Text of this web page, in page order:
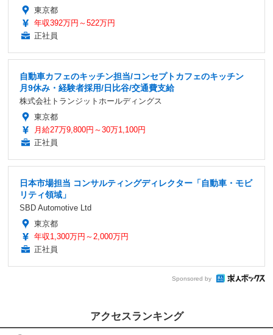
東京都
年収392万円～522万円
正社員
自動車カフェのキッチン担当/コンセプトカフェのキッチン
月9休み・経験者採用/日比谷/交通費支給
株式会社トランジットホールディングス
東京都
月給27万9,800円～30万1,100円
正社員
日本市場担当 コンサルティングディレクター「自動車・モビ
リティ領域」
SBD Automotive Ltd
東京都
年収1,300万円～2,000万円
正社員
Sponsored by
アクセスランキング